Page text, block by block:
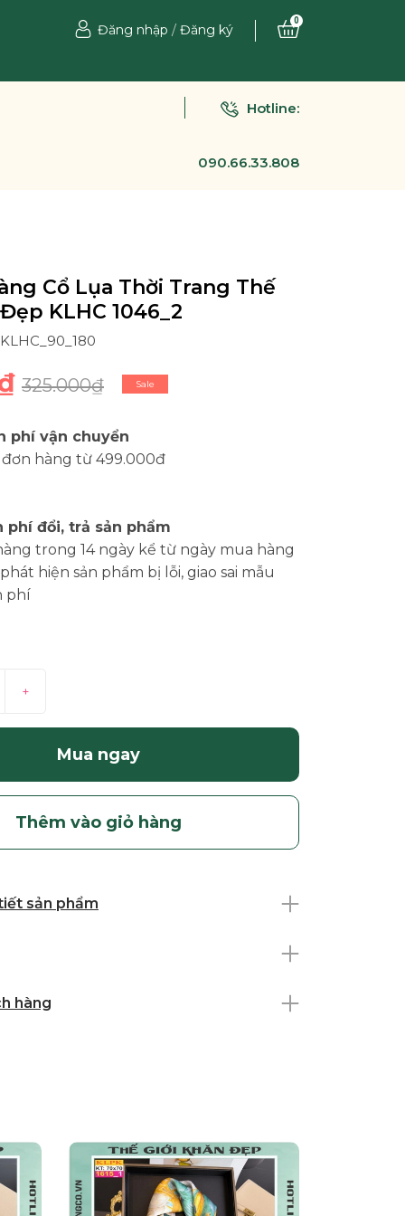
Đăng nhập / Đăng ký
0
Hotline:
090.66.33.808
Cổ Lụa Thời Trang Thế
KLHC 1046_2
325.000₫ Sale
phí vận chuyển
đơn hàng từ 499.000đ
phí đổi, trả sản phẩm
trong 14 ngày kể từ ngày mua hàng
hiện sản phẩm bị lỗi, giao sai mẫu
phí
+
Mua ngay
Thêm vào giỏ hàng
sản phẩm
hàng